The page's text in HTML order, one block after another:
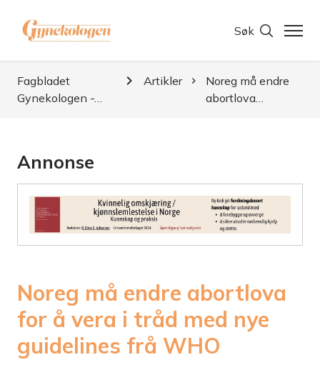
Søk
Fagbladet
Gynekologen -…
Artikler
Noreg må endre
abortlova…
Annonse
Noreg må endre abortlova
for å vera i tråd med nye
guidelines frå WHO